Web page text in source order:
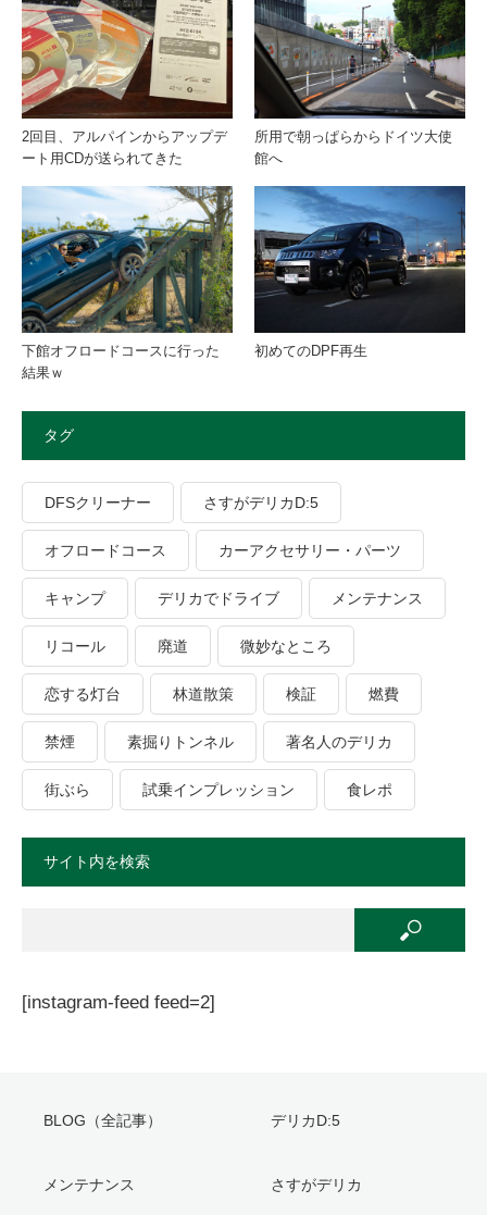
2回目、アルパインからアップデ
ート用CDが送られてきた
所用で朝っぱらからドイツ大使
館へ
下館オフロードコースに行った
結果ｗ
初めてのDPF再生
タグ
DFSクリーナー さすがデリカD:5
オフロードコース カーアクセサリー・パーツ
キャンプ デリカでドライブ メンテナンス
リコール 廃道 微妙なところ
恋する灯台 林道散策 検証 燃費
禁煙 素掘りトンネル 著名人のデリカ
街ぶら 試乗インプレッション 食レポ
サイト内を検索
[instagram-feed feed=2]
BLOG（全記事） デリカD:5
メンテナンス さすがデリカ